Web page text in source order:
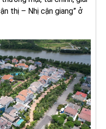
thị – Nhị cận giang” ở